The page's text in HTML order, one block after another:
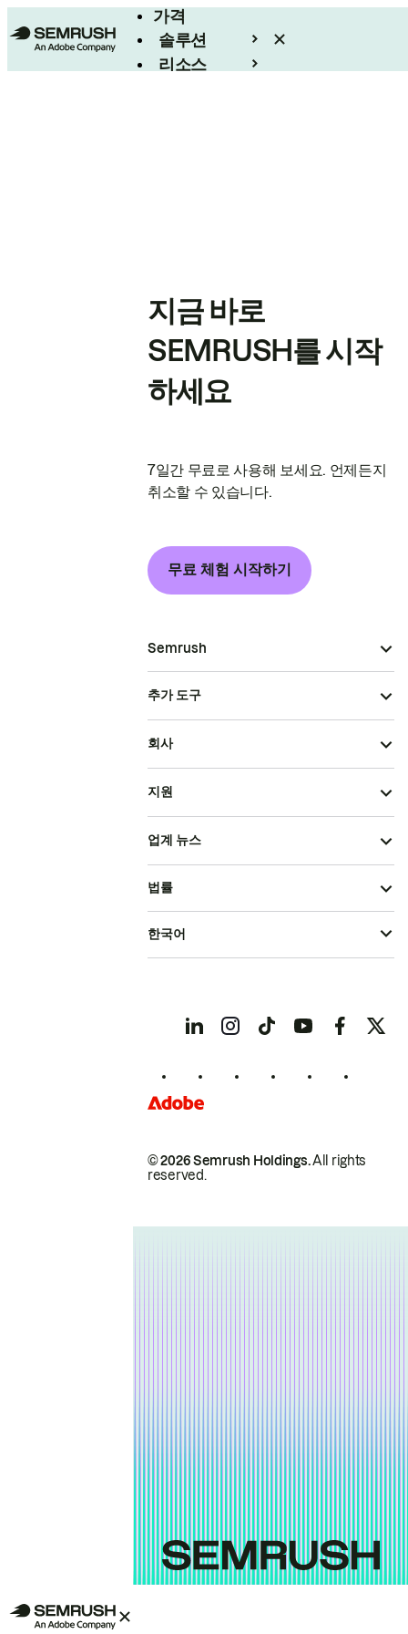
가격
솔루션
리소스
지금 바로
SEMRUSH를 시작
하세요
7일간 무료로 사용해 보세요. 언제든지
취소할 수 있습니다.
무료 체험 시작하기
Semrush
추가 도구
회사
지원
업계 뉴스
© 2026 Semrush Holdings.All rights
reserved.
법률
한국어